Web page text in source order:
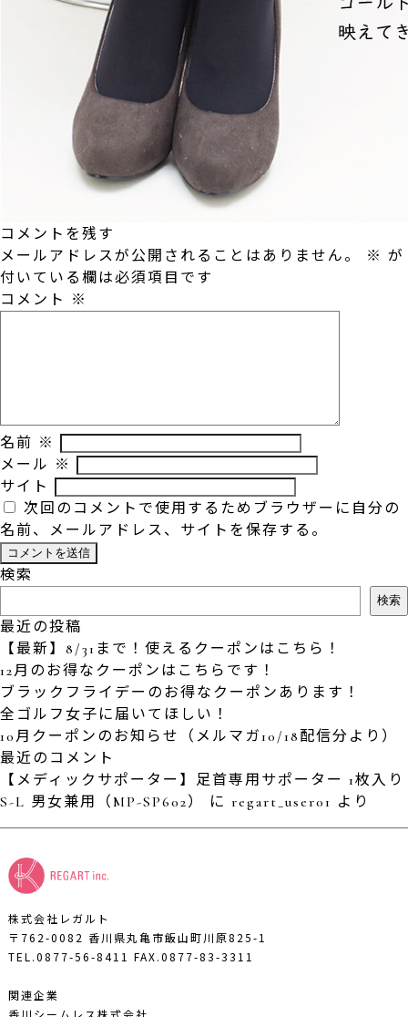
コメントを残す
メールアドレスが公開されることはありません。
※ が
付いている欄は必須項目です
コメント ※
名前 ※
メール ※
サイト
次回のコメントで使用するためブラウザーに自分の
名前、メールアドレス、サイトを保存する。
検索
検索
最近の投稿
【最新】8/31まで！使えるクーポンはこちら！
12月のお得なクーポンはこちらです！
ブラックフライデーのお得なクーポンあります！
全ゴルフ女子に届いてほしい！
10月クーポンのお知らせ（メルマガ10/18配信分より）
最近のコメント
【メディックサポーター】足首専用サポーター 1枚入り
S-L 男女兼用（MP-SP602）
に regart_user01 より
株式会社レガルト
〒762-0082 香川県丸亀市飯山町川原825-1
TEL.0877-56-8411 FAX.0877-83-3311
関連企業
香川シームレス株式会社